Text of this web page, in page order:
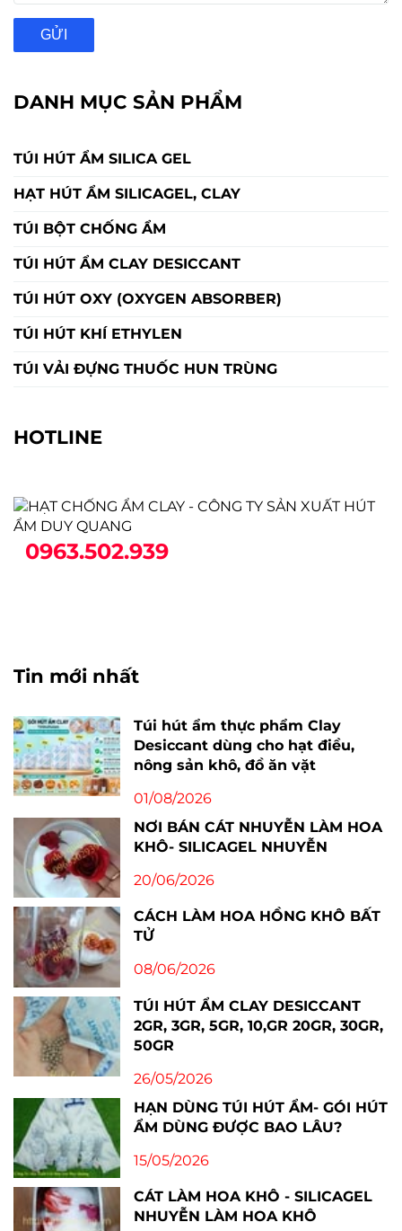
Đánh giá của bạn
TÚI HÚT ẨM SILICA GEL
TÚI BỘT CHỐNG ẨM
TÚI HÚT OXY (OXYGEN ABSORBER)
TÚI HÚT KHÍ ETHYLEN
0963.502.939
Tin mới nhất
Túi hút ẩm thực phẩm Clay
Desiccant dùng cho hạt điều,
nông sản khô, đồ ăn vặt
01/08/2026
NƠI BÁN CÁT NHUYỄN LÀM HOA
CÁCH LÀM HOA HỒNG KHÔ BẤT
TỬ
08/06/2026
TÚI HÚT ẨM CLAY DESICCANT